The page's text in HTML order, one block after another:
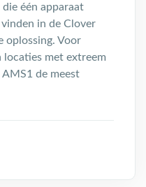
die één apparaat
in de Clover
oplossing. Voor
locaties met extreem
de meest